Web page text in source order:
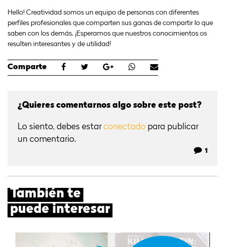
Hello! Creatividad somos un equipo de personas con diferentes
perfiles profesionales que comparten sus ganas de compartir lo que
saben con los demás. ¡Esperamos que nuestros conocimientos os
resulten interesantes y de utilidad!
Comparte
¿Quieres comentarnos algo sobre este post?
Lo siento, debes estarconectado para publicar
un comentario.
1
También te
puede interesar